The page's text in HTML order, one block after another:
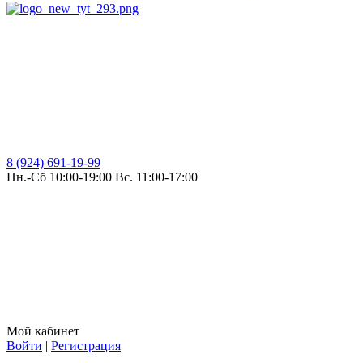
8 (924) 691-19-99
Пн.-Сб 10:00-19:00 Вс. 11:00-17:00
Мой кабинет
Войти | Регистрация